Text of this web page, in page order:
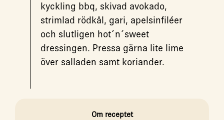
kyckling bbq, skivad avokado,
strimlad rödkål, gari, apelsinfiléer
och slutligen hot´n´sweet
dressingen. Pressa gärna lite lime
över salladen samt koriander.
Om receptet